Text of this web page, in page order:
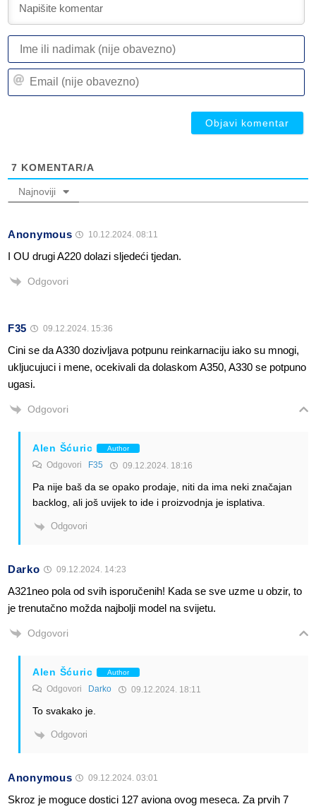
7 KOMENTAR/A
Najnoviji
Anonymous 10.12.2024. 08:11
I OU drugi A220 dolazi sljedeći tjedan.
Odgovori
F35 09.12.2024. 15:36
Cini se da A330 dozivljava potpunu reinkarnaciju iako su mnogi,
ukljucujuci i mene, ocekivali da dolaskom A350, A330 se potpuno
ugasi.
Odgovori
Alen Šćuric Author
Odgovori F35 09.12.2024. 18:16
Pa nije baš da se opako prodaje, niti da ima neki značajan
backlog, ali još uvijek to ide i proizvodnja je isplativa.
Odgovori
Darko 09.12.2024. 14:23
A321neo pola od svih isporučenih! Kada se sve uzme u obzir, to
je trenutačno možda najbolji model na svijetu.
Odgovori
Alen Šćuric Author
Odgovori Darko 09.12.2024. 18:11
To svakako je.
Odgovori
Anonymous 09.12.2024. 03:01
Skroz je moguce dostici 127 aviona ovog meseca. Za prvih 7